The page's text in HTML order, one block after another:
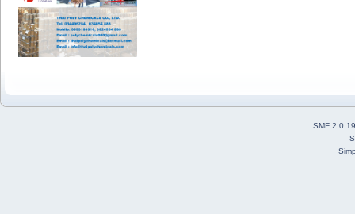
SMF 2.0.19